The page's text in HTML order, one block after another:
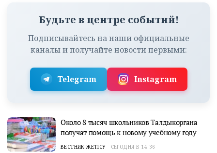
Будьте в центре событий!
Подписывайтесь на наши официальные
каналы и получайте новости первыми:
Telegram Instagram
Около 8 тысяч школьников Талдыкоргана
получат помощь к новому учебному году
ВЕСТНИК ЖЕТІСУ СЕГОДНЯ В 14:36